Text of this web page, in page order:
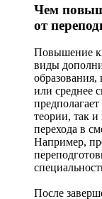
Чем
от
Повышение
виды
или среднее
теории, так
перехода в
Например,
После